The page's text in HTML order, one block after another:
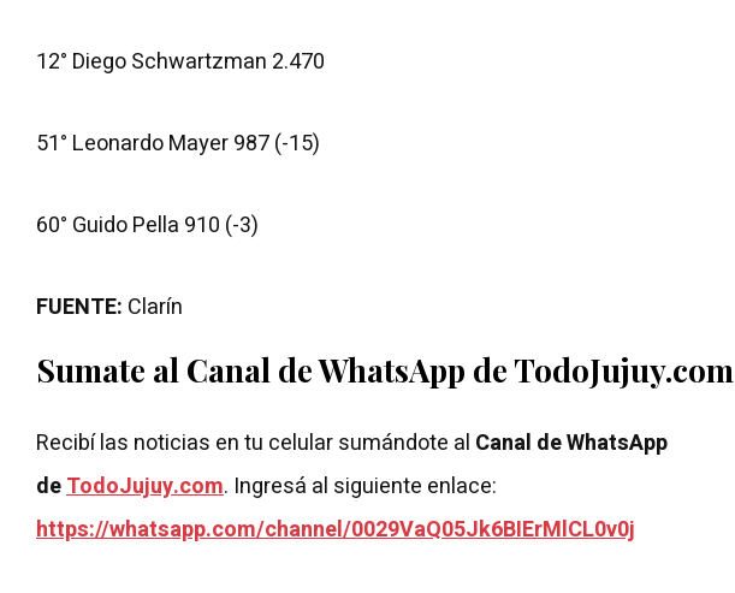
12° Diego Schwartzman 2.470
51° Leonardo Mayer 987 (-15)
60° Guido Pella 910 (-3)
FUENTE: Clarín
Sumate al Canal de WhatsApp de TodoJujuy.com
Recibí las noticias en tu celular sumándote al Canal de WhatsApp
deTodoJujuy.com. Ingresá al siguiente enlace:
https://whatsapp.com/channel/0029VaQ05Jk6BIErMlCL0v0j